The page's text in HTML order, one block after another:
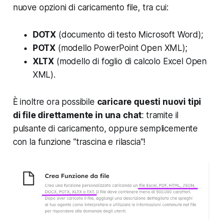
nuove opzioni di caricamento file, tra cui:
DOTX (documento di testo Microsoft Word);
POTX (modello PowerPoint Open XML);
XLTX (modello di foglio di calcolo Excel Open
XML).
È inoltre ora possibile caricare questi nuovi tipi
di file direttamente in una chat: tramite il
pulsante di caricamento, oppure semplicemente
con la funzione "trascina e rilascia"!